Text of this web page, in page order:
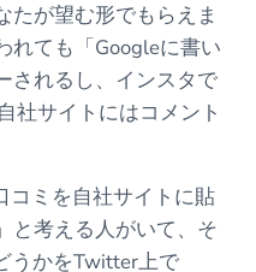
たが望む形でもらえま
れても「Googleに書い
されるし、インスタで
社サイトにはコメント
コミを自社サイトに貼
と考える人がいて、そ
うかをTwitter上で